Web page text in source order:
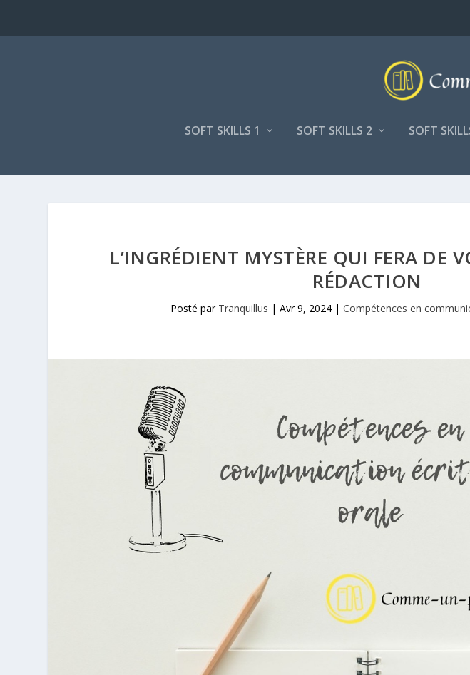
SOFT SKILLS 1 SOFT SKILLS 2 SOFT
L’INGRÉDIENT MYSTÈRE QUI FERA DE
RÉDACTION
Posté par Tranquillus |Avr 9, 2024 |Compétences en